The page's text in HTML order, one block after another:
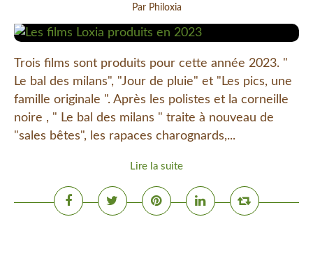
Par Philoxia
Trois films sont produits pour cette année 2023. "
Le bal des milans", "Jour de pluie" et "Les pics, une
famille originale ". Après les polistes et la corneille
noire , " Le bal des milans " traite à nouveau de
"sales bêtes", les rapaces charognards,...
Lire la suite